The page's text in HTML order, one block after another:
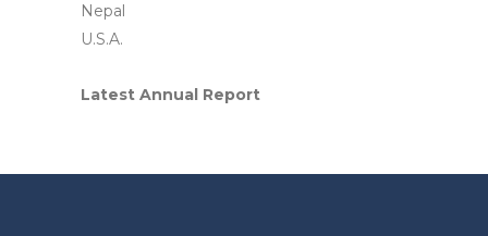
Nepal
U.S.A.
Latest Annual Report